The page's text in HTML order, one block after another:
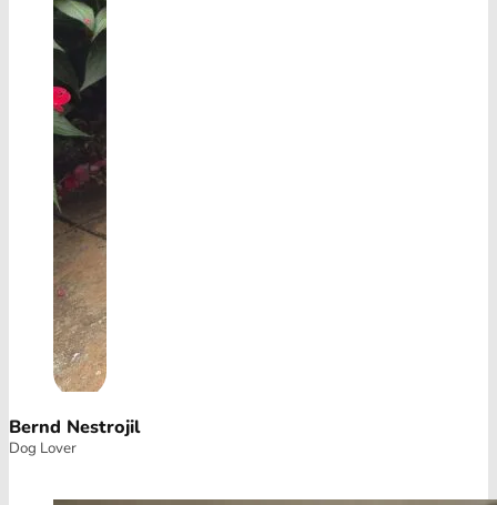
Bernd Nestrojil
Dog Lover